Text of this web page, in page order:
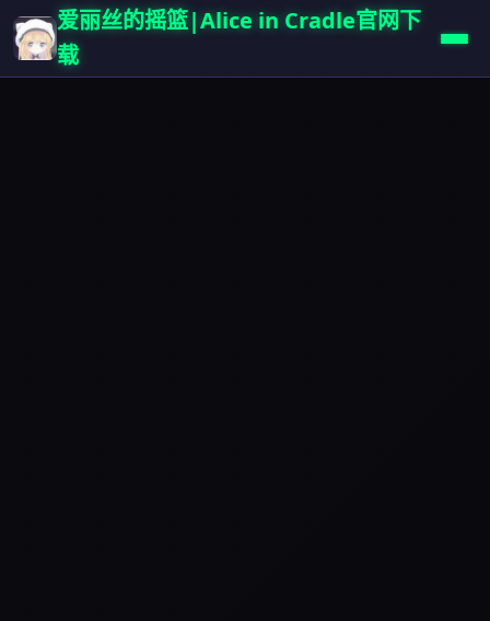
爱丽丝的摇篮|Alice in Cradle官网下
载